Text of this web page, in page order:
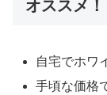
オススメ！
自宅でホワ
手頃な価格